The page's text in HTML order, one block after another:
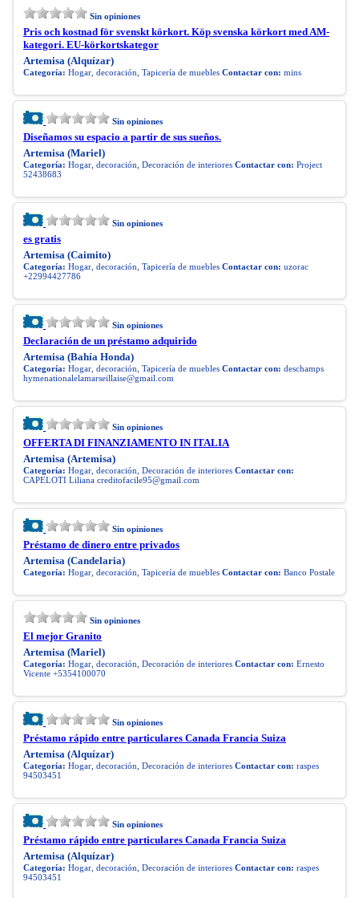
Sin opiniones
Pris och kostnad för svenskt körkort. Köp svenska körkort med AM-
kategori. EU-körkortskategor
Artemisa (Alquízar)
Categoría: Hogar, decoración, Tapicería de muebles Contactar con: mins
Sin opiniones
Diseñamos su espacio a partir de sus sueños.
Artemisa (Mariel)
Categoría: Hogar, decoración, Decoración de interiores Contactar con: Project
52438683
Sin opiniones
es gratis
Artemisa (Caimito)
Categoría: Hogar, decoración, Tapicería de muebles Contactar con: uzorac
+22994427786
Sin opiniones
Declaración de un préstamo adquirido
Artemisa (Bahía Honda)
Categoría: Hogar, decoración, Tapicería de muebles Contactar con: deschamps
hymenationalelamarseillaise@gmail.com
Sin opiniones
OFFERTA DI FINANZIAMENTO IN ITALIA
Artemisa (Artemisa)
Categoría: Hogar, decoración, Decoración de interiores Contactar con:
CAPELOTI Liliana creditofacile95@gmail.com
Sin opiniones
Préstamo de dinero entre privados
Artemisa (Candelaria)
Categoría: Hogar, decoración, Tapicería de muebles Contactar con: Banco Postale
Sin opiniones
El mejor Granito
Artemisa (Mariel)
Categoría: Hogar, decoración, Decoración de interiores Contactar con: Ernesto
Vicente +5354100070
Sin opiniones
Préstamo rápido entre particulares Canada Francia Suiza
Artemisa (Alquízar)
Categoría: Hogar, decoración, Decoración de interiores Contactar con: raspes
94503451
Sin opiniones
Préstamo rápido entre particulares Canada Francia Suiza
Artemisa (Alquízar)
Categoría: Hogar, decoración, Decoración de interiores Contactar con: raspes
94503451